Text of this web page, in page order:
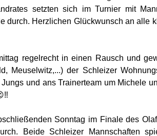
setzten sich im Turnier mit
durch. Herzlichen Glückwunsch an alle
regelrecht in einen Rausch und
Meuselwitz,...) der Schleizer
und ans Trainerteam um Michele
Sonntag im Finale des
Beide Schleizer Mannschaften